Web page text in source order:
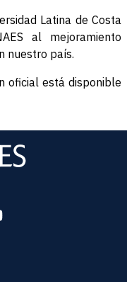
Latina de Costa
al mejoramiento
nuestro país.
oficial está disponible